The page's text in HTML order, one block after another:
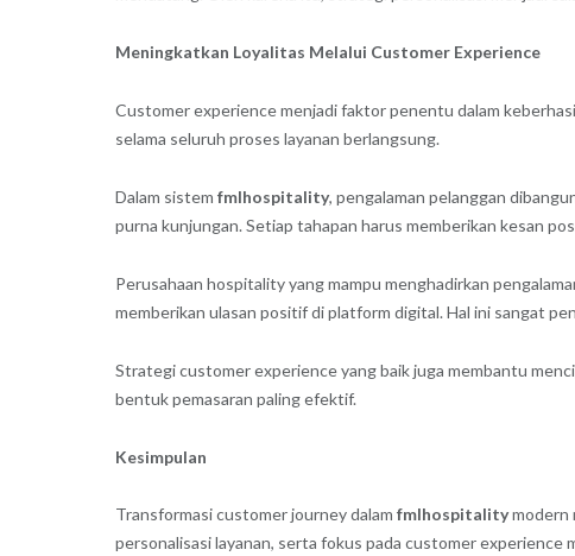
Meningkatkan Loyalitas Melalui Customer Experience
Customer experience menjadi faktor penentu dalam
selama seluruh proses layanan berlangsung.
Dalam sistem fmlhospitality, pengalaman pelanggan
purna kunjungan. Setiap tahapan harus memberikan kesan
Perusahaan hospitality yang mampu menghadirkan
memberikan ulasan positif di platform digital. Hal ini sangat
Strategi customer experience yang baik juga membantu
bentuk pemasaran paling efektif.
Kesimpulan
Transformasi customer journey dalam fmlhospitalitymodern
personalisasi layanan, serta fokus pada customer